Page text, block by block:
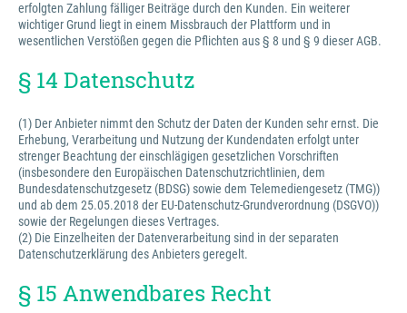
erfolgten Zahlung fälliger Beiträge durch den Kunden. Ein weiterer
wichtiger Grund liegt in einem Missbrauch der Plattform und in
wesentlichen Verstößen gegen die Pflichten aus § 8 und § 9 dieser AGB.
§ 14 Datenschutz
(1) Der Anbieter nimmt den Schutz der Daten der Kunden sehr ernst. Die
Erhebung, Verarbeitung und Nutzung der Kundendaten erfolgt unter
strenger Beachtung der einschlägigen gesetzlichen Vorschriften
(insbesondere den Europäischen Datenschutzrichtlinien, dem
Bundesdatenschutzgesetz (BDSG) sowie dem Telemediengesetz (TMG))
und ab dem 25.05.2018 der EU-Datenschutz-Grundverordnung (DSGVO))
sowie der Regelungen dieses Vertrages.
(2) Die Einzelheiten der Datenverarbeitung sind in der separaten
Datenschutzerklärung des Anbieters geregelt.
§ 15 Anwendbares Recht